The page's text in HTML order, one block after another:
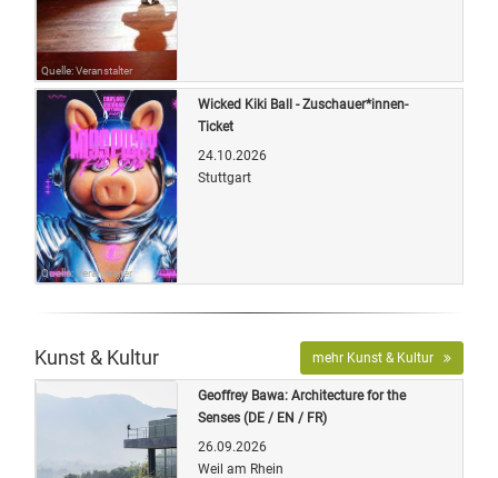
Quelle: Veranstalter
Quelle: Veranstalter
Wicked Kiki Ball - Zuschauer*innen-
Ticket
24.10.2026
Stuttgart
Kunst & Kultur mehr Kunst & Kultur
Geoffrey Bawa: Architecture for the
Senses (DE / EN / FR)
26.09.2026
Weil am Rhein